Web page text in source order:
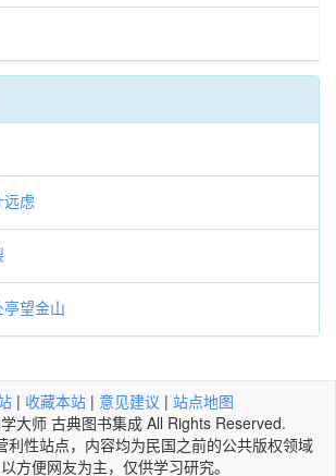
虑
望金山
| 收藏本站 | 意见建议 | 站点地图
大师 古典图书集成 All Rights Reserved.
利性站点，内容均为民国之前的公共版权领域
方便网友为主，仅供学习研究。